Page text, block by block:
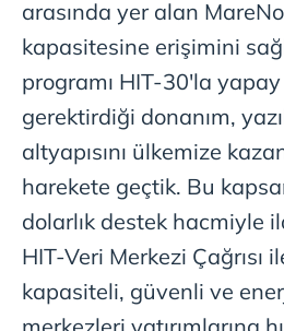
arasında yer alan
kapasitesine erişimini
programı HIT-30'la yapay
gerektirdiği donanım,
altyapısını ülkemize
harekete geçtik. Bu
dolarlık destek hacmiyle
HIT-Veri Merkezi Çağrısı
kapasiteli, güvenli ve